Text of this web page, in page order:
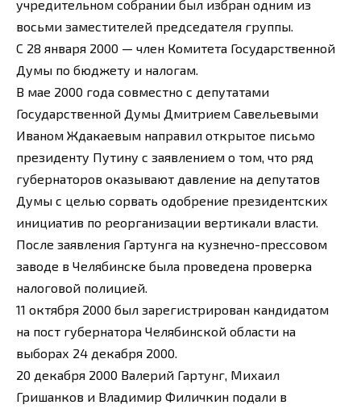
учредительном собрании был избран одним из
восьми заместителей председателя группы.
С 28 января 2000 — член Комитета Государственной
Думы по бюджету и налогам.
В мае 2000 года совместно с депутатами
Государственной Думы Дмитрием Савельевыми
Иваном Ждакаевым направил открытое письмо
президенту Путину с заявлением о том, что ряд
губернаторов оказывают давление на депутатов
Думы с целью сорвать одобрение президентских
инициатив по реорганизации вертикали власти.
После заявления Гартунга на кузнечно-прессовом
заводе в Челябинске была проведена проверка
налоговой полицией.
11 октября 2000 был зарегистрирован кандидатом
на пост губернатора Челябинской области на
выборах 24 декабря 2000.
20 декабря 2000 Валерий Гартунг, Михаил
Гришанков и Владимир Филичкин подали в